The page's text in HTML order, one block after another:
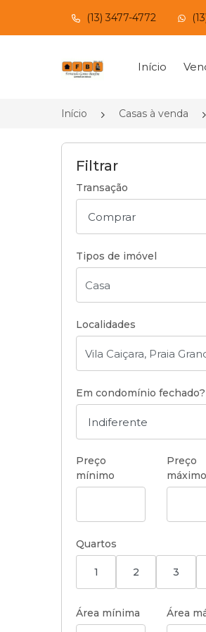
(13) 3477-4772
Página inicial
Início
Início Casas à venda
Filtrar
Transação
Tipos de imóvel
Localidades
Em condomínio fechado?
Preço
mínimo
Preço
máximo
Quartos
1 2 3
Área mínima Área